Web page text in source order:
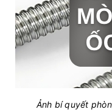
Ảnh bí quyết